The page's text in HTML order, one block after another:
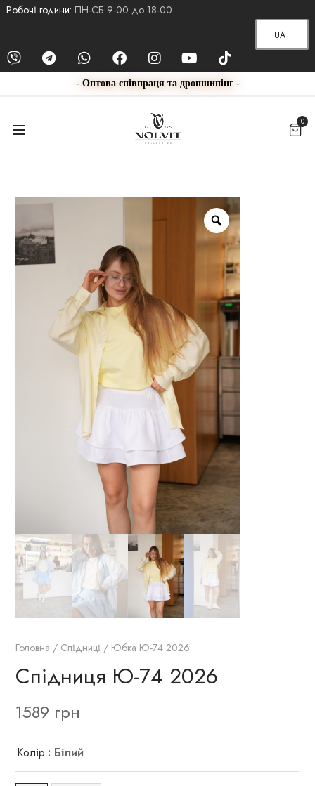
Робочі години: ПН-СБ 9-00 до 18-00
UA
- Оптова співпраця та дропшипінг -
0
Головна / Спідниці / Юбка Ю-74 2026
Спідниця Ю-74 2026
1589 грн
Колір : Білий